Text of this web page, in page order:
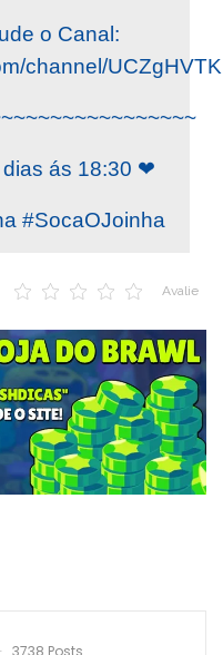
o Canal:
channel/
ás 18:30 ❤
#SocaOJoinha
Avalie
3738 Posts